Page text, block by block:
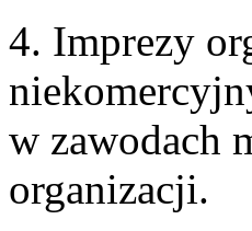
4. Imprezy
w zawodach
organizacji.